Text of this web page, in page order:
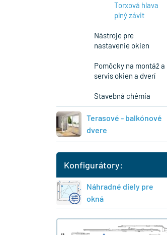
Torxová hlava
plný závit
Nástroje pre
nastavenie okien
Pomôcky na montáž a
servis okien a dverí
Stavebná chémia
Terasové - balkónové
dvere
Konfigurátory:
Náhradné diely pre
okná